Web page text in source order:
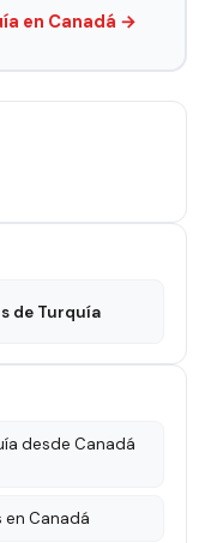
de Turquía
desde Canadá
Canadá
en Canadá →